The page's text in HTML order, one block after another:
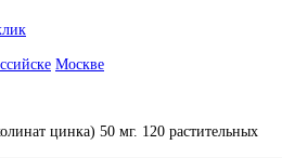
Москве
цинка) 50 мг. 120 растительных